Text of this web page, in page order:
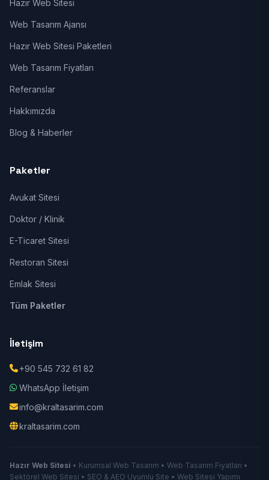
Hazır Web Sitesi
Web Tasarım Ajansı
Hazır Web Sitesi Paketleri
Web Tasarım Fiyatları
Referanslar
Hakkımızda
Blog & Haberler
Paketler
Avukat Sitesi
Doktor / Klinik
E-Ticaret Sitesi
Restoran Sitesi
Emlak Sitesi
Tüm Paketler
İletişim
+90 545 732 61 82
WhatsApp İletişim
info@kraltasarim.com
kraltasarim.com
Hazır Web Sitesi • Kurumsal Web Tasarım • Web Tasarım Fiyatları •
Sektörel Web Sitesi • SEO & AEO Uyumlu Site • Web Sitesi Yapımı